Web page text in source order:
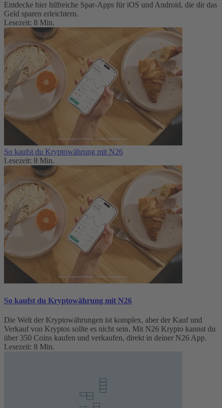
Entdecke hier hilfreiche Spar-Apps für iOS und Android, die dir das
Geld sparen erleichtern.
Lesezeit: 8 Min.
So kaufst du Kryptowährung mit N26
Lesezeit: 8 Min.
So kaufst du Kryptowährung mit N26
Die Welt der Kryptowährungen ist komplex, aber der Kauf und
Verkauf von Kryptos sollte es nicht sein. Mit N26 Krypto kannst du
über 350 Coins kaufen und verkaufen, direkt in deiner N26 App.
Lesezeit: 8 Min.